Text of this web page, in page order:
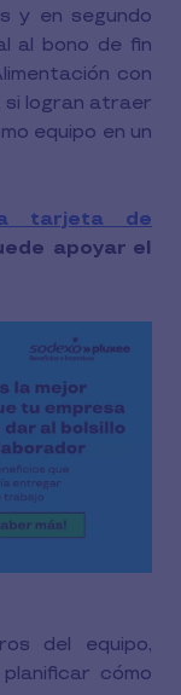
y en segundo
al bono de fin
con
si logran atraer
equipo en un
tarjeta de
apoyar el
del equipo,
cómo